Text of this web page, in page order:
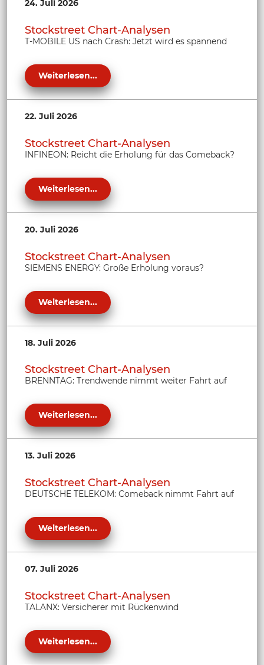
24. Juli 2026
Stockstreet Chart-Analysen
T-MOBILE US nach Crash: Jetzt wird es spannend
Weiterlesen...
22. Juli 2026
Stockstreet Chart-Analysen
INFINEON: Reicht die Erholung für das Comeback?
Weiterlesen...
20. Juli 2026
Stockstreet Chart-Analysen
SIEMENS ENERGY: Große Erholung voraus?
Weiterlesen...
18. Juli 2026
Stockstreet Chart-Analysen
BRENNTAG: Trendwende nimmt weiter Fahrt auf
Weiterlesen...
13. Juli 2026
Stockstreet Chart-Analysen
DEUTSCHE TELEKOM: Comeback nimmt Fahrt auf
Weiterlesen...
07. Juli 2026
Stockstreet Chart-Analysen
TALANX: Versicherer mit Rückenwind
Weiterlesen...